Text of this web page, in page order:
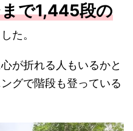
で1,445段の
た。
が折れる人もいるかと
グで階段も登っている